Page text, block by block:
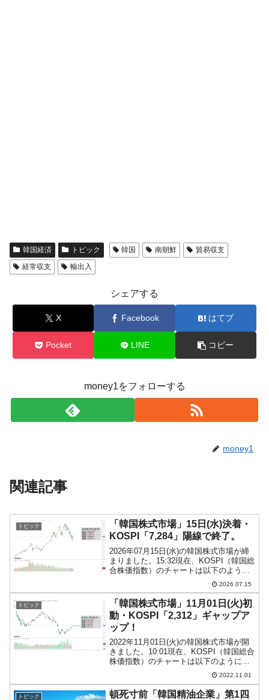
韓国経済 トピック 韓国 南朝鮮
貿易収支
経常収支
輸出入
シェアする
X Facebook はてブ
Pocket LINE コピー
money1をフォローする
money1
関連記事
トピック
「韓国株式市場」15日(水)決着・
KOSPI「7,284」陽線で終了。
2026年07月15日(水)の韓国株式市場が締
まりました。15:32現在、KOSPI（韓国総
合株価指数）のチャートは以下のように
『Investing.com』より引用）。KOSPIは
「7,284」まで上昇しました。投...
2026.07.15
トピック
「韓国株式市場」11月01日(火)初
動・KOSPI「2,312」ギャップア
ップ！
2022年11月01日(火)の韓国株式市場が開
きました。10:01現在、KOSPI（韓国総合
株価指数）のチャートは以下のようにな
『Investing.com』より引用）。ギャップ
アップして始まりました。KOSPIは「2...
2022.11.01
トピック
頓死寸前「韓国精油企業」第1四